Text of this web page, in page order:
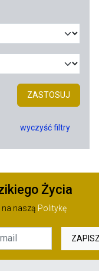
ZASTOSUJ
wyczyść filtry
Życia
naszą Politykę